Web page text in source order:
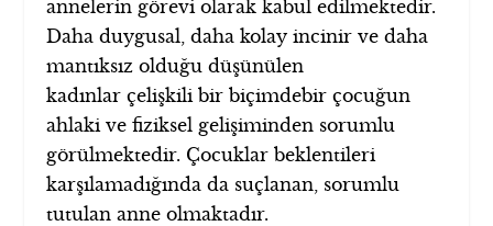
annelerin görevi olarak kabul edilmektedir.
Daha duygusal, daha kolay incinir ve daha
mantıksız olduğu düşünülen
kadınlar çelişkili bir biçimdebir çocuğun
ahlaki ve fiziksel gelişiminden sorumlu
görülmektedir. Çocuklar beklentileri
karşılamadığında da suçlanan, sorumlu
tutulan anne olmaktadır.